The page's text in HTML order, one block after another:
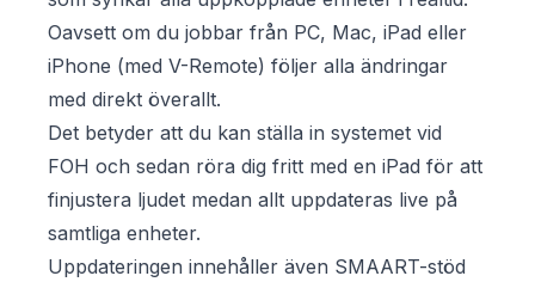
Oavsett om du jobbar från PC, Mac, iPad eller
iPhone (med V-Remote) följer alla ändringar
med direkt överallt.
Det betyder att du kan ställa in systemet vid
FOH och sedan röra dig fritt med en iPad för att
finjustera ljudet medan allt uppdateras live på
samtliga enheter.
Uppdateringen innehåller även SMAART-stöd